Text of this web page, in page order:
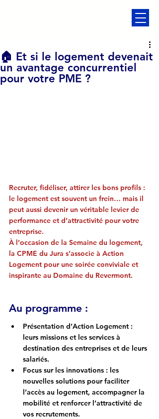
🏠 Et si le logement devenait
un avantage concurrentiel
pour votre PME ?
Recruter, fidéliser, attirer les bons profils :
le logement est souvent un frein… mais il
peut aussi devenir un véritable levier de
performance et d’attractivité pour votre
entreprise.
À l’occasion de la Semaine du logement,
la CPME du Jura s’associe à Action
Logement pour une soirée conviviale et
inspirante au Domaine du Revermont.
Au programme :
Présentation d’Action Logement :
leurs missions et les services à
destination des entreprises et de leurs
salariés.
Focus sur les innovations : les
nouvelles solutions pour faciliter
l’accès au logement, accompagner la
mobilité et renforcer l’attractivité de
vos recrutements.